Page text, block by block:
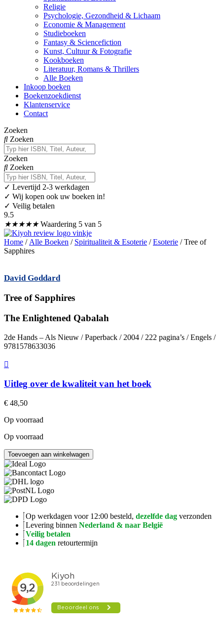
Religie
Psychologie, Gezondheid & Lichaam
Economie & Management
Studieboeken
Fantasy & Sciencefiction
Kunst, Cultuur & Fotografie
Kookboeken
Literatuur, Romans & Thrillers
Alle Boeken
Inkoop boeken
Boekenzoekdienst
Klantenservice
Contact
Zoeken
Zoeken
Zoeken
Zoeken
✓ Levertijd 2-3 werkdagen
✓ Wij kopen ook uw boeken in!
✓ Veilig betalen
9.5
★★★★★ Waardering 5 van 5
Home / Alle Boeken / Spiritualiteit & Esoterie /Esoterie / Tree of
Sapphires
David Goddard
Tree of Sapphires
The Enlightened Qabalah
2de Hands – Als Nieuw / Paperback / 2004 / 222 pagina’s / Engels /
9781578633036
Uitleg over de kwaliteit van het boek
€ 48,50
Op voorraad
Op voorraad
Tree
of
Sapphires
aantal
Toevoegen aan winkelwagen
Op werkdagen voor 12:00 besteld, dezelfde dag verzonden
Levering binnen Nederland & naar België
Veilig betalen
14 dagen retourtermijn